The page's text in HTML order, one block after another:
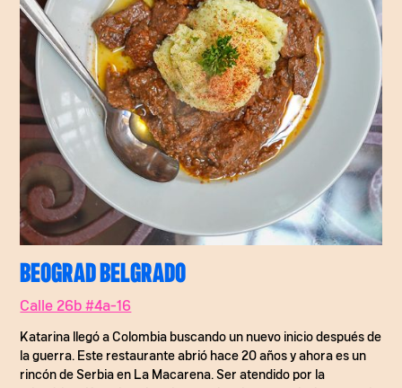
BEOGRAD BELGRADO
Calle 26b #4a-16
Katarina llegó a Colombia buscando un nuevo inicio después de
la guerra. Este restaurante abrió hace 20 años y ahora es un
rincón de Serbia en La Macarena. Ser atendido por la